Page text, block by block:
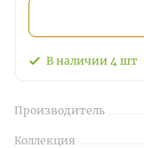
В наличии 4 шт
Производитель
Коллекция